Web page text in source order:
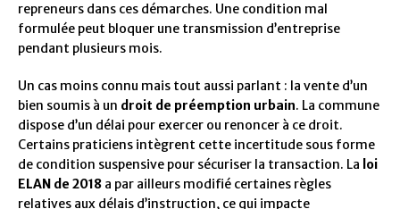
repreneurs dans ces démarches. Une condition mal
formulée peut bloquer une transmission d’entreprise
pendant plusieurs mois.
Un cas moins connu mais tout aussi parlant : la vente d’un
bien soumis à un droit de préemption urbain. La commune
dispose d’un délai pour exercer ou renoncer à ce droit.
Certains praticiens intègrent cette incertitude sous forme
de condition suspensive pour sécuriser la transaction. La loi
ELAN de 2018 a par ailleurs modifié certaines règles
relatives aux délais d’instruction, ce qui impacte